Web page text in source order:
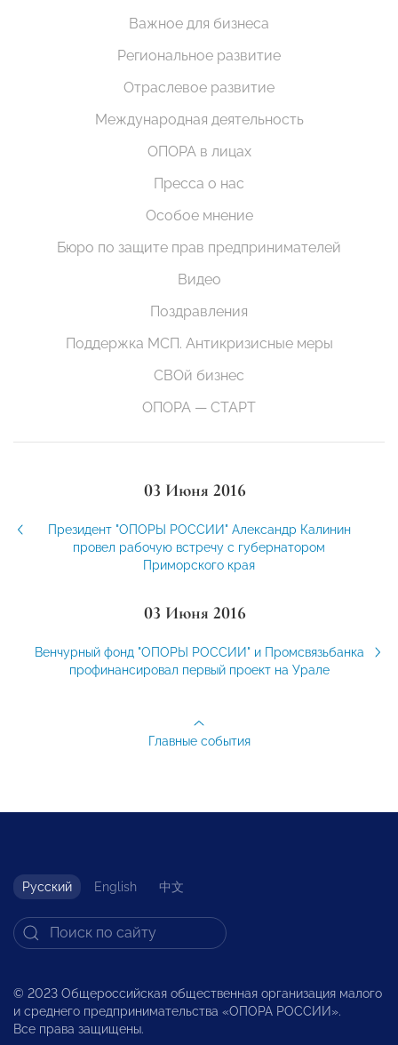
Важное для бизнеса
Региональное развитие
Отраслевое развитие
Международная деятельность
ОПОРА в лицах
Пресса о нас
Особое мнение
Бюро по защите прав предпринимателей
Видео
Поздравления
Поддержка МСП. Антикризисные меры
СВОй бизнес
ОПОРА — СТАРТ
03 Июня 2016
Президент "ОПОРЫ РОССИИ" Александр Калинин
провел рабочую встречу с губернатором
Приморского края
03 Июня 2016
Венчурный фонд "ОПОРЫ РОССИИ" и Промсвязьбанка
профинансировал первый проект на Урале
Главные события
Русский English 中文
© 2023 Общероссийская общественная организация малого
и среднего предпринимательства «ОПОРА РОССИИ».
Все права защищены.